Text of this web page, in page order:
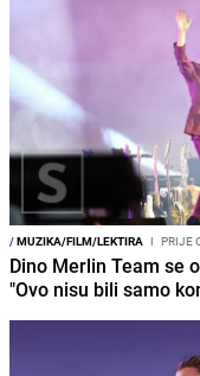
/MUZIKA/FILM/LEKTIRA I PRIJE
Dino Merlin Team se
"Ovo nisu bili samo